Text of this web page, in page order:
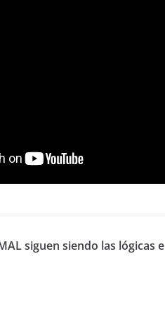
siguen siendo las lógicas e